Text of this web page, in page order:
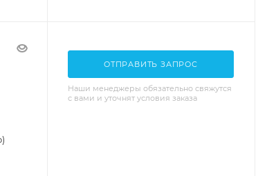
ОТПРАВИТЬ ЗАПРОС
Наши менеджеры обязательно свяжутся
с вами и уточнят условия заказа